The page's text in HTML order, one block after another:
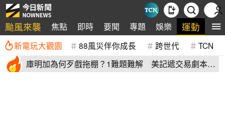
颱風來襲 焦點 即時 要聞 專題 娛樂 運動 全
新電玩大觀園 88風災伴你成長 跨世代 TCN
庫明加為何歹戲拖棚？1難題難解 美記遞交易劇本：